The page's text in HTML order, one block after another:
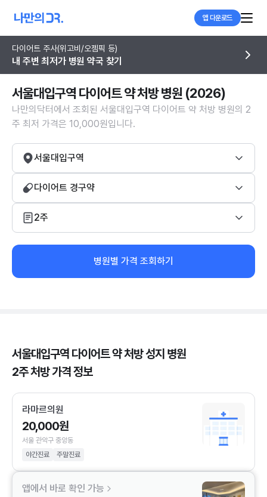
앱 다운로드
다이어트 주사(위고비/오젬픽 등)
내 주변 최저가 병원 약국 찾기
서울대입구역 다이어트 약 처방 병원 (2026)
나만의닥터에서 조회된 서울대입구역 다이어트 약 처방 병원의 2
주 최저 가격은 10,000원입니다.
서울대입구역
다이어트 경구약
2주
병원별 가격 조회하기
서울대입구역 다이어트 약 처방 성지 병원
2주 처방 가격 정보
라마르의원
20,000원
서울 관악구 중앙동
야간진료
주말진료
앱에서 바로 확인 가능